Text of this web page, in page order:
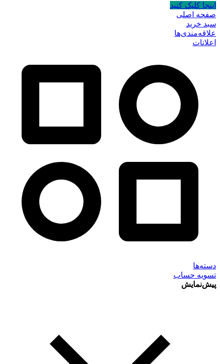
اینجا کلیک کنید
صفحه اصلی
سبد خرید
علاقه‌مندی‌ها
اعلانات
دسته‌ها
تسویه حساب
پیش‌نمایش